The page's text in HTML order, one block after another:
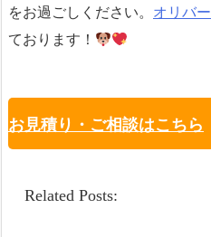
をお過ごしください。 オリバー
ております！
お見積り・ご相談はこちら
Related Posts: